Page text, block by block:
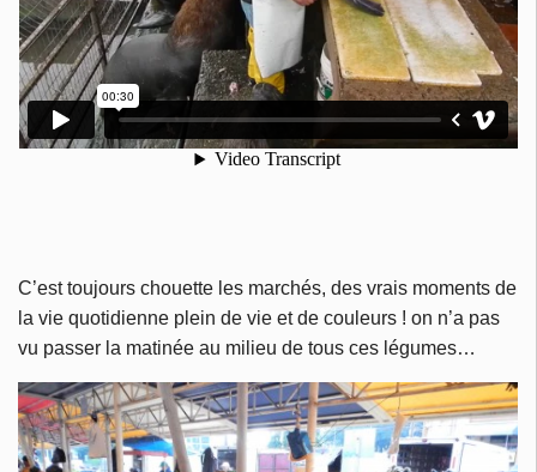
C’est toujours chouette les marchés, des vrais moments de
la vie quotidienne plein de vie et de couleurs ! on n’a pas
vu passer la matinée au milieu de tous ces légumes…